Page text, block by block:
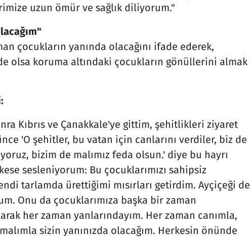
uzun ömür ve sağlık diliyorum."
çocukların yanında olacağını ifade ederek,
olsa koruma altındaki çocukların gönüllerini almak
Kıbrıs ve Çanakkale'ye gittim, şehitlikleri ziyaret
'O şehitler, bu vatan için canlarını verdiler, biz de
bizim de malımız feda olsun.' diye bu hayrı
sesleniyorum: Bu çocuklarımızı sahipsiz
tarlamda ürettiğimi mısırları getirdim. Ayçiçeği de
Onu da çocuklarımıza başka bir zaman
her zaman yanlarındayım. Her zaman canımla,
sizin yanınızda olacağım. Herkesin önünde